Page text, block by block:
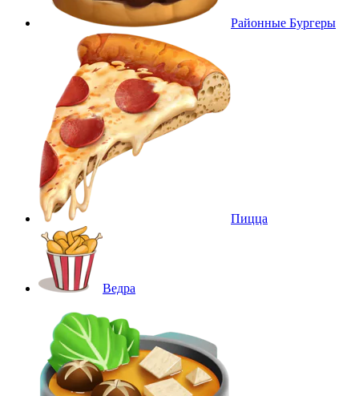
Районные Бургеры
Пицца
Ведра